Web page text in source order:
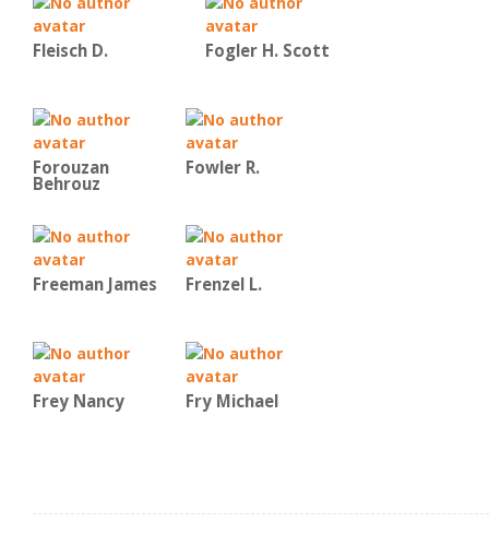
Fleisch D. Fogler H. Scott
Forouzan
Behrouz
Fowler R.
Freeman James Frenzel L.
Frey Nancy Fry Michael